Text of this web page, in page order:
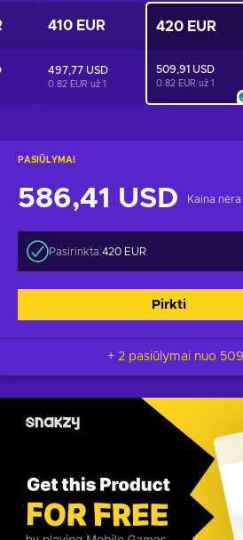
PASIŪLYMAI
586,41 USD Kaina
Pasirinkta:420 EUR
Pirkti
+ 2 pasiūlymai nuo
410 EUR
497,77 USD
0.82 EUR už 1
420 EUR
509,91 USD
0.82 EUR už 1